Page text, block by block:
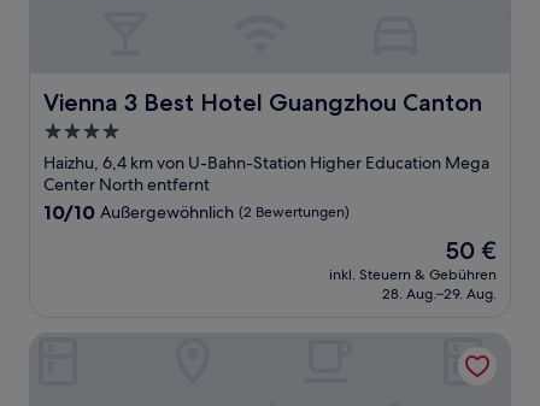
Vienna 3 Best Hotel Guangzhou Canton
Vienna 3 Best Hotel Guangzhou Canton
4.0-
Sterne-
Unterkunft
Haizhu, 6,4 km von U-Bahn-Station Higher Education Mega
Center North entfernt
10.0
10/10 Außergewöhnlich (2 Bewertungen)
Der
Preis
beträgt
50 €
inkl. Steuern & Gebühren
28. Aug.–29. Aug.
UrCove by Hyatt Guangzhou Canton Tower Exhibition